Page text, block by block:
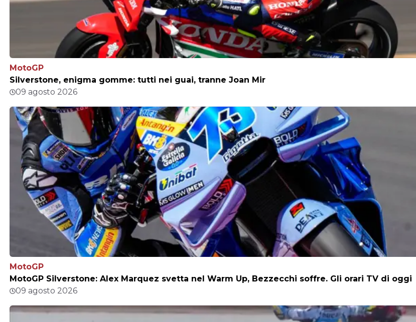
MotoGP
Silverstone, enigma gomme: tutti nei guai, tranne Joan Mir
09 agosto 2026
MotoGP
MotoGP Silverstone: Alex Marquez svetta nel Warm Up, Bezzecchi soffre. Gli orari TV di oggi
09 agosto 2026